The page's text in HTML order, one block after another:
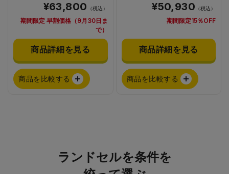
¥63,800 （税込）
期間限定 早割価格（9月30日ま
で）
商品詳細を見る
商品を比較する
¥50,930 （税込）
期間限定15％OFF
商品詳細を見る
商品を比較する
ランドセルを条件を